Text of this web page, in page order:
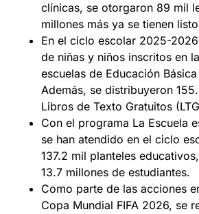
clínicas, se otorgaron 89 mil
millones más ya se tienen
En el ciclo escolar 2025-
de niñas y niños inscritos en
escuelas de Educación
Además, se distribuyeron
Libros de Texto Gratuitos
Con el programa La Escuela
se han atendido en el ciclo
137.2 mil planteles
13.7 millones de estudiantes.
Como parte de las acciones
Copa Mundial FIFA 2026, se